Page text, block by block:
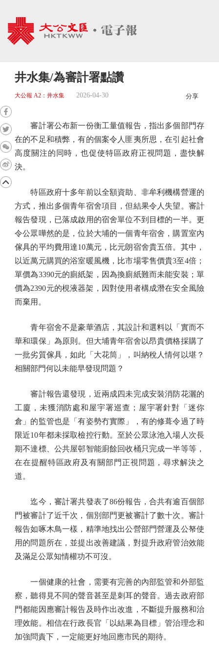
井水集/為審計署點讚
大公報 A2：井水集 2026-04-30 分享
審計署公布新一份衡工量值報告，指出多個部門存
在的不足和積弊，有的個案令人匪夷所思，在引起社會
高度關注的同時，也促使特區政府正視問題，盡快解
決。
特區政府十多年前以全額資助、非牟利機構營運的
方式，推出多個青年宿舍項目，但結果令人失望。審計
報告發現，已落成啟用的宿舍單位不到目標的一半。更
令公眾嘩然的是，位於大埔的一個青年宿舍，購置室內
傢具的平均費用達10萬元，比元朗宿舍貴五倍。其中，
以近萬元購買的浴室暖風機，比市場零售價貴3至4倍；
單價為3390元的廁紙架，因為換廁紙難而未能安裝；單
價為2390元的梘液器架，因對使用者構成潛在安全風險
而棄用。
青年宿舍不是豪華酒店，其設計和選料以「實而不
華和環保」為原則。但大埔青年宿舍以昂貴價格採購了
一批劣質傢具，如此「大花筒」，叫納稅人情何以堪？
相關部門何以未能早發現問題？
審計報告還發現，近兩成四未完成安裝消防花灑的
工廈，未獲消防處和屋宇署巡查；屋宇署針對「迷你
倉」的監管也是「有姿勢冇實際」，有的修葺令過了時
限近10年都未採取檢控行動。至於公眾泳池入場人次長
期不達標、公共屋邨智能廚餘回收桶只完成一半等等，
在在提醒特區政府及有關部門正視問題，尋求解決之
道。
迄今，審計署共發表了86份報告，合共有逾百個部
門被審計了近千次，個別部門更被審計了數十次。審計
報告如啄木鳥一樣，精準地找出公營部門營運及公帑使
用的問題所在，並提出改善建議，對提升政府管治效能
及滿足公眾知情權功不可沒。
一個健康的社會，需要有完善的內部監管和外部監
察，聽得見不同的聲音甚至是刺耳的聲音。過去政府部
門都能因應審計報告及時作出改進，不斷提升服務和治
理效能。相信在行政長官「以結果為目標」管治理念和
加強問責下，一定能更好地回應市民的期待。